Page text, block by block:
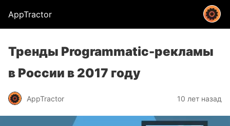
AppTractor
Тренды Programmatic-рекламы
в России в 2017 году
AppTractor 10 лет назад